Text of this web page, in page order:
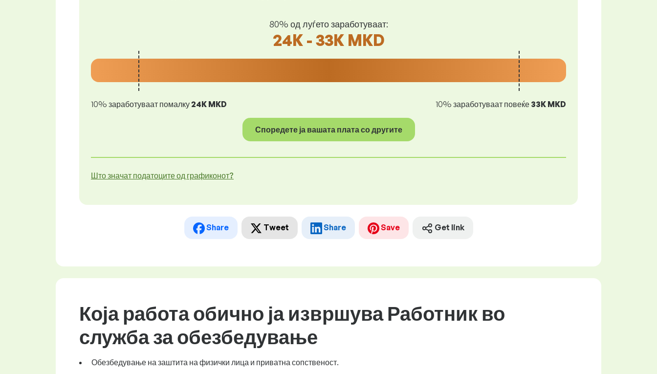
80% од луѓето заработуваат:
24K - 33K MKD
10% заработуваат помалку24K MKD 10% заработуваат повеќе 33K MKD
Споредете ја вашата плата со другите
Што значат податоците од графиконот?
Share Tweet Share Save Get link
Која работа обично ја извршува Работник во
служба за обезбедување
Обезбедување на заштита на физички лица и приватна сопственост.